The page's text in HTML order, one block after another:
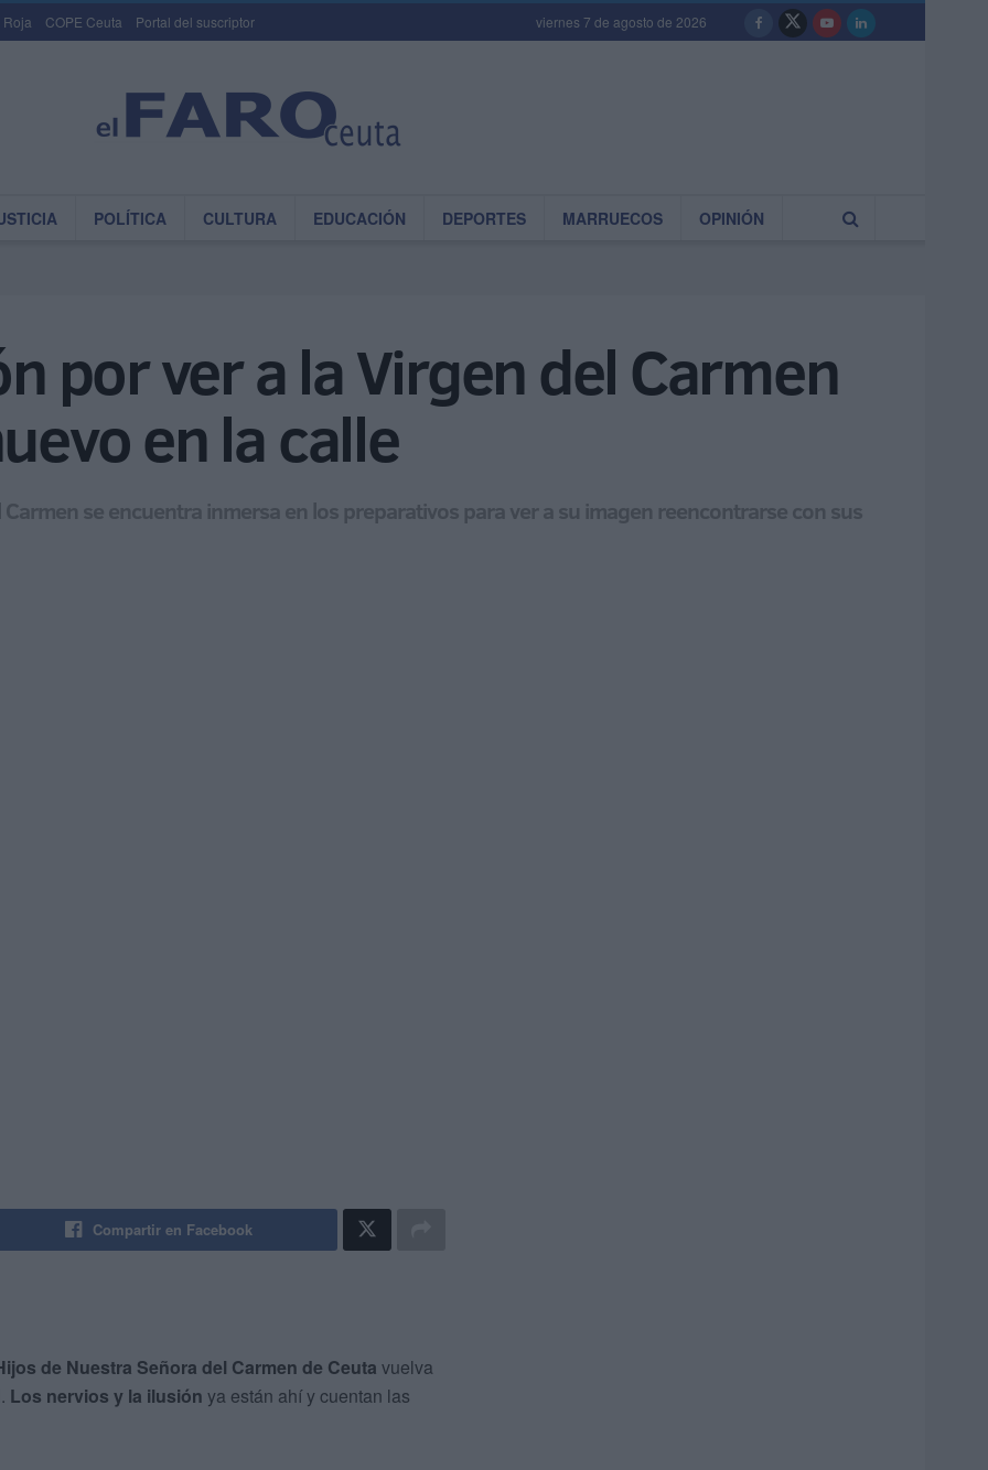
Roja COPE Ceuta Portal del suscriptor viernes 7 de agosto de 2026
POLÍTICA CULTURA EDUCACIÓN DEPORTES MARRUECOS OPINIÓN
por ver a la Virgen del Carmen
en la calle
se encuentra inmersa en los preparativos para ver a su imagen reencontrarse con sus
Compartir en Facebook
de Nuestra Señora del Carmen de Ceuta vuelva
Los nervios y la ilusión ya están ahí y cuentan las